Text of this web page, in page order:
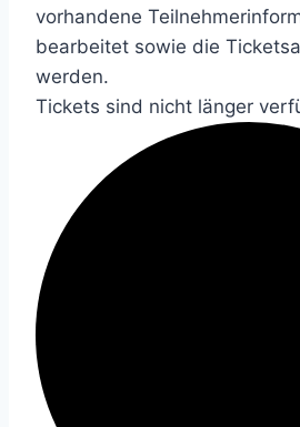
vorhandene
bearbeitet sowie die
werden.
Tickets sind nicht länger